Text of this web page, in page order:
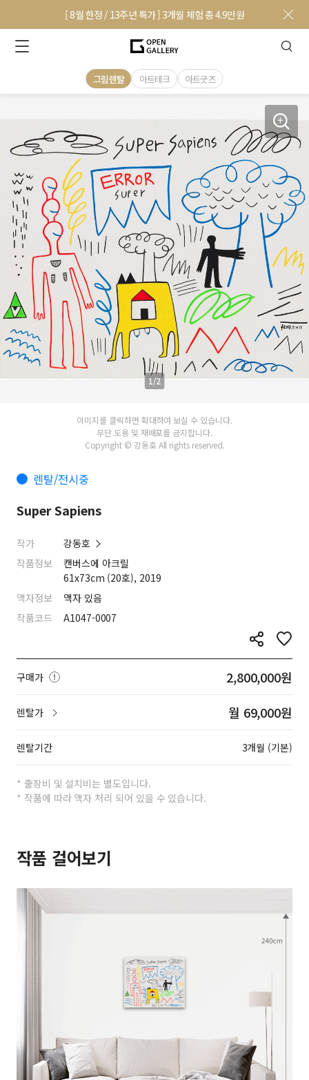
[ 8월 한정 / 13주년 특가 ] 3개월 체험 총 4.9만원
그림렌탈 아트테크 아트굿즈
1/2
이미지를 클릭하면 확대하여 보실 수 있습니다.
무단 도용 및 재배포를 금지합니다.
Copyright © 강동호 All rights reserved.
렌탈/전시중
Super Sapiens
작가
강동호
작품정보
캔버스에 아크릴
61x73cm (20호), 2019
액자정보
액자 있음
작품코드
A1047-0007
구매가 2,800,000원
렌탈가 월 69,000원
렌탈기간 3개월 (기본)
* 출장비 및 설치비는 별도입니다.
* 작품에 따라 액자 처리 되어 있을 수 있습니다.
작품 걸어보기